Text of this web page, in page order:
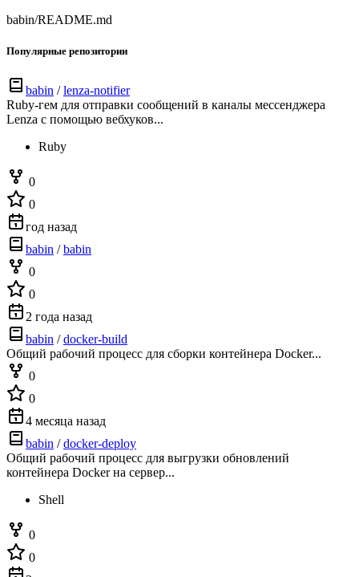
babin/README.md
Популярные репозитории
babin /lenza-notifier
Ruby-гем для отправки сообщений в каналы мессенджера
Lenza с помощью вебхуков...
Ruby
0
0
год назад
babin /babin
0
0
2 года назад
babin /docker-build
Общий рабочий процесс для сборки контейнера Docker...
0
0
4 месяца назад
babin /docker-deploy
Общий рабочий процесс для выгрузки обновлений
контейнера Docker на сервер...
Shell
0
0